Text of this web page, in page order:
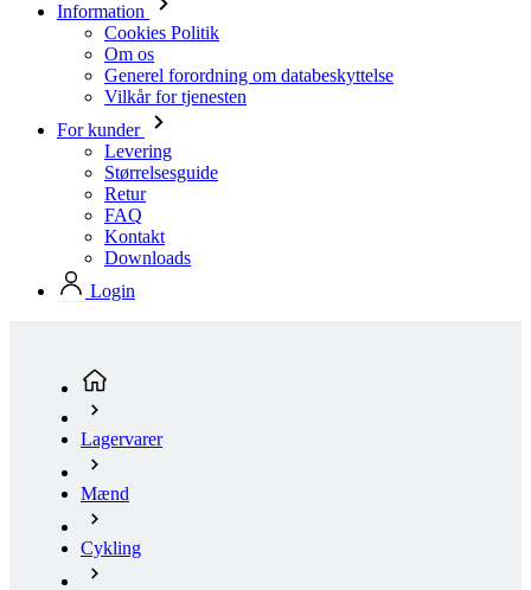
Information
Cookies Politik
Om os
Generel forordning om databeskyttelse
Vilkår for tjenesten
For kunder
Levering
Størrelsesguide
Retur
FAQ
Kontakt
Downloads
Login
Lagervarer
Mænd
Cykling